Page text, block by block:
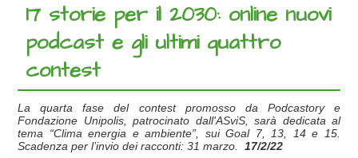
17 storie per il 2030: online nuovi
podcast e gli ultimi quattro
contest
La quarta fase del contest promosso da Podcastory e
Fondazione Unipolis, patrocinato dall'ASviS, sarà dedicata al
tema “Clima energia e ambiente”, sui Goal 7, 13, 14 e 15.
Scadenza per l’invio dei racconti: 31 marzo. 17/2/22